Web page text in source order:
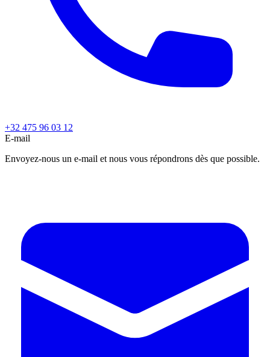
+32 475 96 03 12
E-mail
Envoyez-nous un e-mail et nous vous répondrons dès que possible.